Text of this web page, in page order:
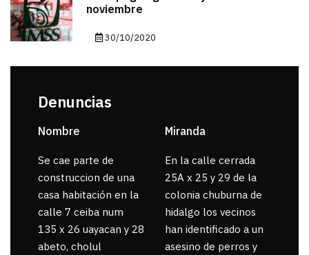
noviembre
30/10/2020
Denuncias
Nombre
Se cae parte de
construccion de una
casa habitación en la
calle 7 ceiba num
135 x 26 uayacan y 28
abeto, cholul
Miranda
En la calle cerrada
25A x 25 y 29 de la
colonia chuburna de
hidalgo los vecinos
han identificado a un
asesino de perros y